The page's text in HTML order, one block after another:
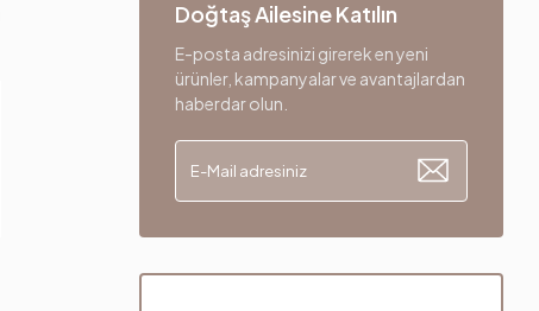
Doğtaş Ailesine Katılın
E-posta adresinizi girerek en yeni
ürünler, kampanyalar ve avantajlardan
haberdar olun.